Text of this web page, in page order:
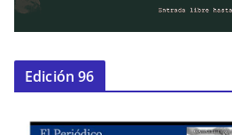
Edición 96